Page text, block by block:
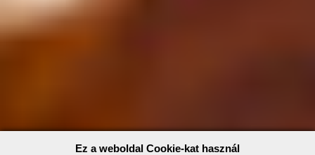
Ez a weboldal Cookie-kat használ